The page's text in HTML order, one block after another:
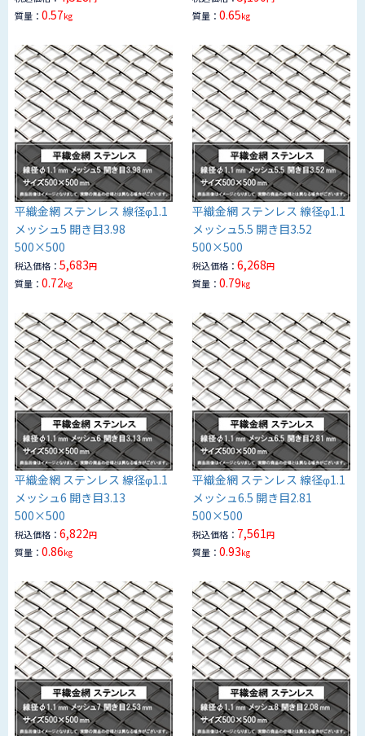
質量： 0.57kg 質量：0.65kg
平織金網 ステンレス 線径φ1.1
メッシュ5 開き目3.98
500×500
税込価格： 5,683円
質量： 0.72kg
平織金網 ステンレス 線径φ1.1
メッシュ5.5 開き目3.52
500×500
税込価格：6,268円
質量：0.79kg
平織金網 ステンレス 線径φ1.1
メッシュ6 開き目3.13
500×500
税込価格： 6,822円
質量： 0.86kg
平織金網 ステンレス 線径φ1.1
メッシュ6.5 開き目2.81
500×500
税込価格： 7,561円
質量：0.93kg